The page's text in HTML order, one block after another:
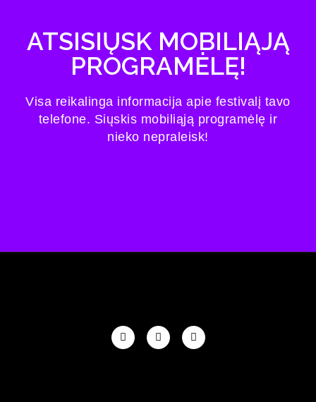
ATSISIŲSK MOBILIĄJĄ
PROGRAMĖLĘ!
Visa reikalinga informacija apie festivalį tavo
telefone. Siųskis mobiliąją programėlę ir
nieko nepraleisk!